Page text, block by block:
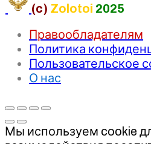
(c) Zolotoi 2025
Правообладателям
Политика
Пользовательское
О нас
Мы используем cookie